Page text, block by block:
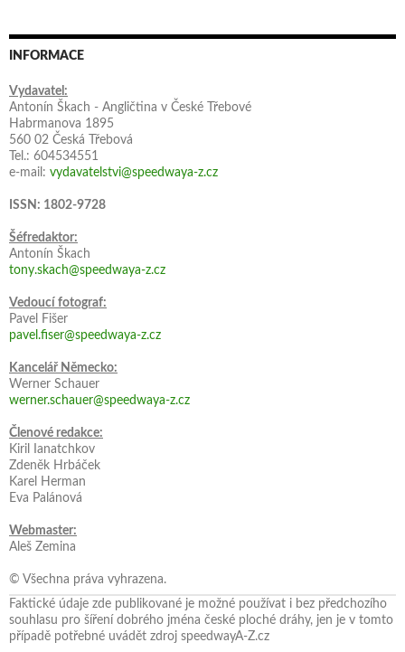
INFORMACE
Vydavatel:
Antonín Škach - Angličtina v České Třebové
Habrmanova 1895
560 02 Česká Třebová
Tel.: 604534551
e-mail: vydavatelstvi@speedwaya-z.cz
ISSN: 1802-9728
Šéfredaktor:
Antonín Škach
tony.skach@speedwaya-z.cz
Vedoucí fotograf:
Pavel Fišer
pavel.fiser@speedwaya-z.cz
Kancelář Německo:
Werner Schauer
werner.schauer@speedwaya-z.cz
Členové redakce:
Kiril Ianatchkov
Zdeněk Hrbáček
Karel Herman
Eva Palánová
Webmaster:
Aleš Zemina
© Všechna práva vyhrazena.
Faktické údaje zde publikované je možné používat i bez předchozího
souhlasu pro šíření dobrého jména české ploché dráhy, jen je v tomto
případě potřebné uvádět zdroj speedwayA-Z.cz